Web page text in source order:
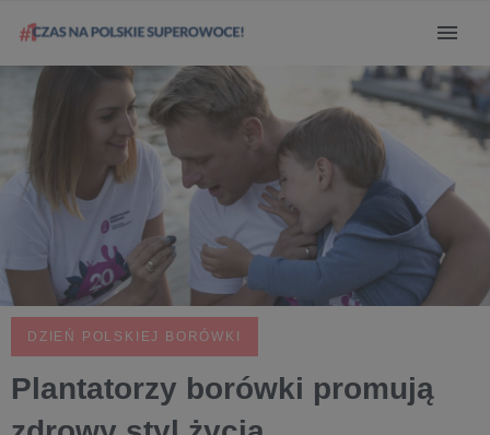
DZIEŃ POLSKIEJ BORÓWKI
Plantatorzy borówki promują